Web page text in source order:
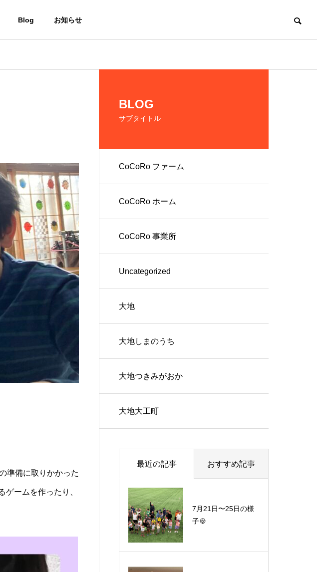
Blog お知らせ
住
農作物の生産およ
び販売
農業生産法人 株式会社
CoCoRoファーム
境を提供
就労継続支援A型
準備に取りかかった
ームを作ったり、
BLOG
サブタイトル
CoCoRo ファーム
CoCoRo ホーム
CoCoRo 事業所
Uncategorized
大地
大地しまのうち
大地つきみがおか
大地大工町
最近の記事 おすすめ記事
7月21日〜25日の様
子🍪